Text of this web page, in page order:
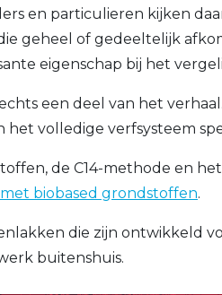
en particulieren kijken
geheel of gedeeltelijk
eigenschap bij het
een deel van het
volledige verfsysteem
de C14-methode en
biobased grondstoffen.
die zijn ontwikkeld
buitenshuis.